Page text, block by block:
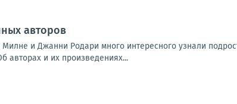
авторов
и Джанни Родари много интересного узнали
авторах и их произведениях...